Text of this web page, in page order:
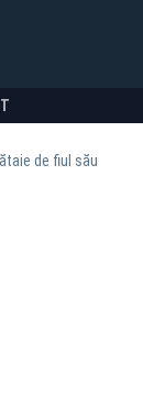
de fiul său